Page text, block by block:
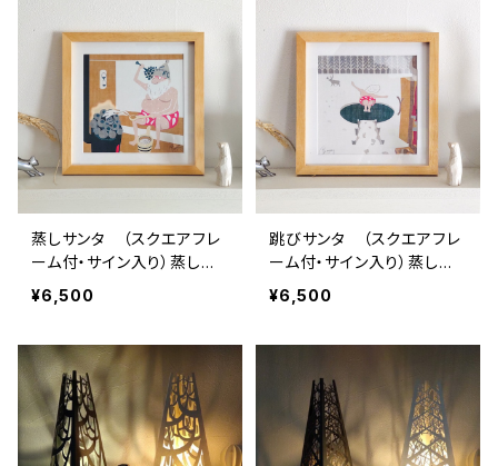
蒸しサンタ （スクエアフレ
ーム付・サイン入り）蒸しサ
ンタシリーズ・サウナサンタ
¥6,500
跳びサンタ （スクエアフレ
ーム付・サイン入り）蒸しサ
ンタシリーズ・サウナサンタ
¥6,500